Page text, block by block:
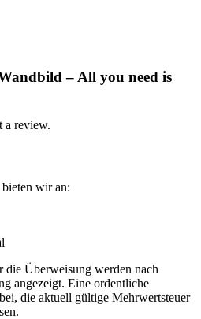
– All you need is
a review.
wir an:
die Überweisung werden nach
angezeigt. Eine ordentliche
die aktuell gültige Mehrwertsteuer